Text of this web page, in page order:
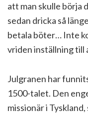
att man skulle börja
sedan dricka så
betala böter… Inte
vriden inställning till
Julgranen har
1500-talet. Den
missionär i